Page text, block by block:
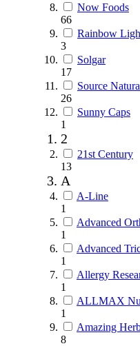
Now Foods
66
Rainbow
3
Solgar
17
Source
26
Sunny Caps
1
2
21st Century
13
A
A-Line
1
Advanced
1
Advanced
1
Allergy
1
ALLMAX
1
Amazing
8